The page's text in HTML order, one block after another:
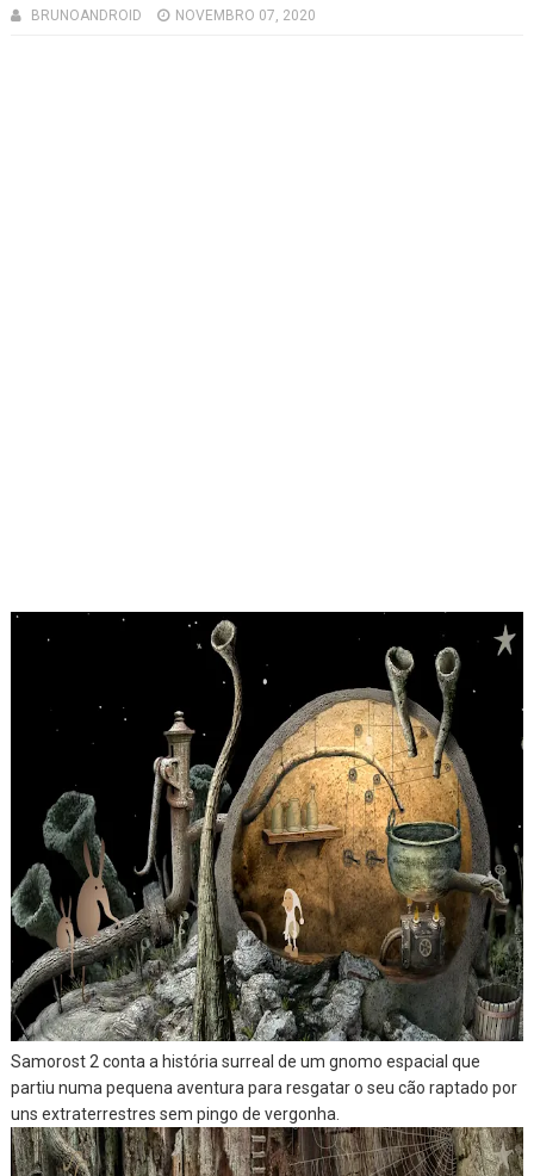
BRUNOANDROID NOVEMBRO 07, 2020
Samorost 2 conta a história surreal de um gnomo espacial que
partiu numa pequena aventura para resgatar o seu cão raptado por
uns extraterrestres sem pingo de vergonha.